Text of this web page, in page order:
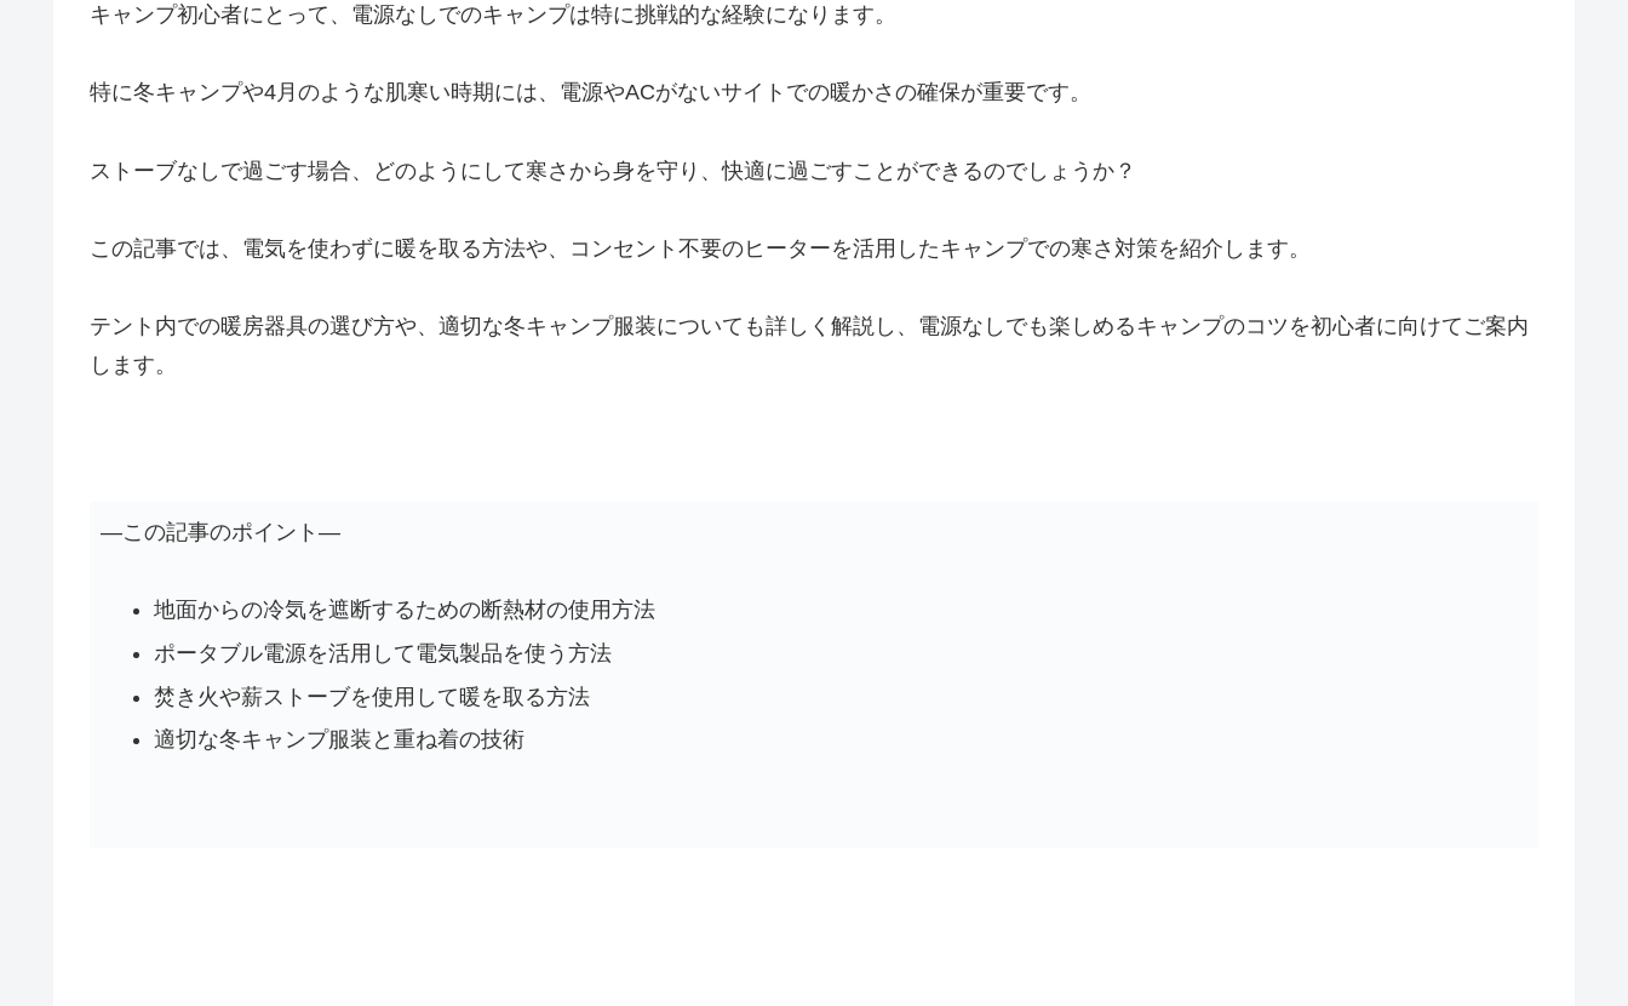
キャンプ初心者にとって、電源なしでのキャンプは特に挑戦的な経験になります。
特に冬キャンプや4月のような肌寒い時期には、電源やACがないサイトでの暖かさの確保が重要です。
ストーブなしで過ごす場合、どのようにして寒さから身を守り、快適に過ごすことができるのでしょうか？
この記事では、電気を使わずに暖を取る方法や、コンセント不要のヒーターを活用したキャンプでの寒さ対策を紹介します。
テント内での暖房器具の選び方や、適切な冬キャンプ服装についても詳しく解説し、電源なしでも楽しめるキャンプのコツを初心者に向けてご案内
します。
―この記事のポイント―
地面からの冷気を遮断するための断熱材の使用方法
ポータブル電源を活用して電気製品を使う方法
焚き火や薪ストーブを使用して暖を取る方法
適切な冬キャンプ服装と重ね着の技術